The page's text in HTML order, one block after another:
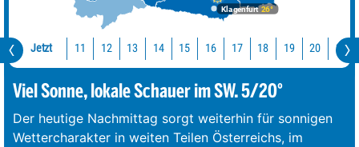
Klagenfurt 26°
Jetzt 11 12 13 14 15 16 17 18 19 20 21
Viel Sonne, lokale Schauer im SW. 5/20°
Der heutige Nachmittag sorgt weiterhin für sonnigen
Wettercharakter in weiten Teilen Österreichs, im